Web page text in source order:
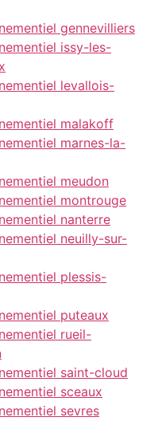
gennevilliers
issy-les-
levallois-
malakoff
marnes-la-
meudon
montrouge
nanterre
neuilly-sur-
plessis-
puteaux
rueil-
saint-cloud
sceaux
sevres